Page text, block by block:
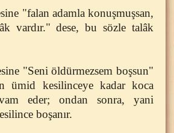
"falan adamla konuşmuşsan,
vardır." dese, bu sözle talâk
"Seni öldürmezsem boşsun"
ümid kesilinceye kadar koca
eder; ondan sonra, yani
boşanır.